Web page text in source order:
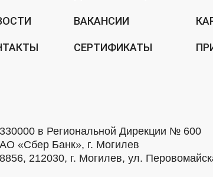
ВАКАНСИИ
СЕРТИФИКАТЫ
в Региональной Дирекции № 600
«Сбер Банк», г. Могилев
212030, г. Могилев, ул.